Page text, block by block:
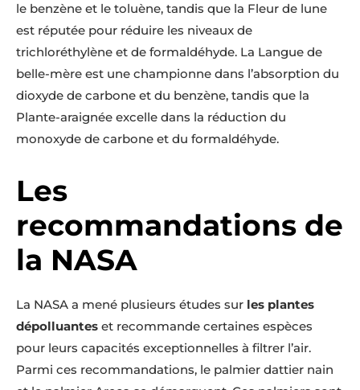
le benzène et le toluène, tandis que la Fleur de lune
est réputée pour réduire les niveaux de
trichloréthylène et de formaldéhyde. La Langue de
belle-mère est une championne dans l’absorption du
dioxyde de carbone et du benzène, tandis que la
Plante-araignée excelle dans la réduction du
monoxyde de carbone et du formaldéhyde.
Les
recommandations de
la NASA
La NASA a mené plusieurs études sur les plantes
dépolluantes et recommande certaines espèces
pour leurs capacités exceptionnelles à filtrer l’air.
Parmi ces recommandations, le palmier dattier nain